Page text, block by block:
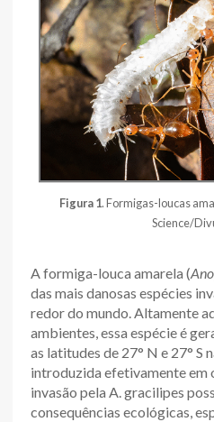
Figura 1. Formigas-loucas
Science/
A formiga-louca amarela (
das mais danosas espécies
redor do mundo. Altamente
ambientes, essa espécie é
as latitudes de 27° N e 27° S
introduzida efetivamente em
invasão pela A. gracilipes
consequências ecológicas,